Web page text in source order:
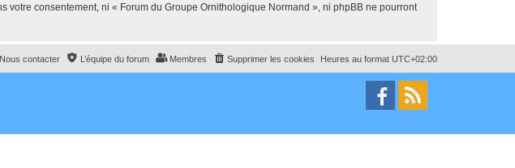
consentement, ni « Forum du Groupe Ornithologique Normand », ni phpBB ne pourront
Heures au format UTC+02:00
Supprimer les cookies
Membres
L’équipe du forum
Nous contacter